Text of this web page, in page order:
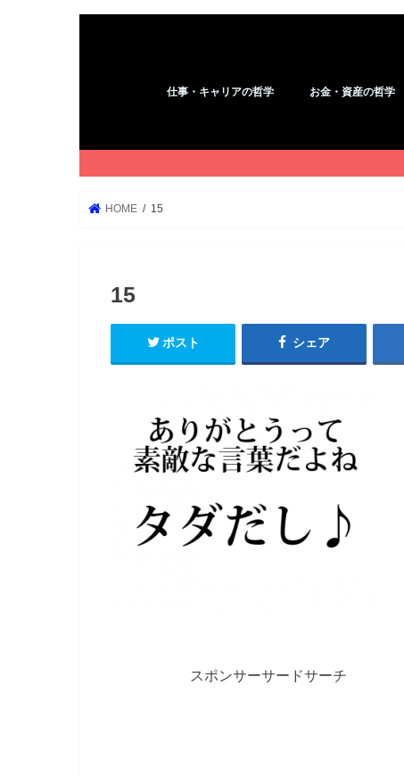
仕事・キャリアの哲学 お金・資産の哲学
HOME 15
15
ポスト シェア
スポンサーサードサーチ